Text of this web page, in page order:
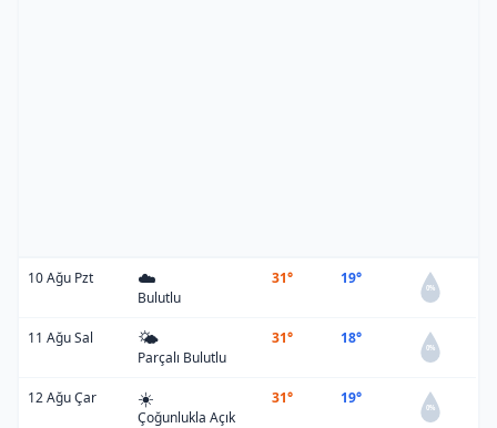
10 Ağu Pzt ☁️
Bulutlu
31° 19°
0%
11 Ağu Sal 🌤️
Parçalı Bulutlu
31° 18°
0%
12 Ağu Çar ☀️
Çoğunlukla Açık
31° 19°
0%